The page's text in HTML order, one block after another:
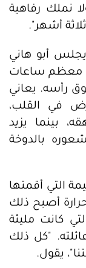
نملك رفاهية
أشهر".
يجلس أبو هاني
معظم ساعات
رأسه. يعاني
في القلب،
بينما يزيد
بالدوخة
التي أقمتها
أصبح ذلك
كانت مليئة
"كل ذلك
يقول.